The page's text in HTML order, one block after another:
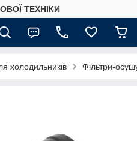
ТЕХНІКИ
холодильників Фільтри-